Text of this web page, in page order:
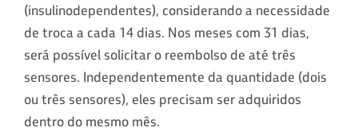
(insulinodependentes), considerando a necessidade
de troca a cada 14 dias. Nos meses com 31 dias,
será possível solicitar o reembolso de até três
sensores. Independentemente da quantidade (dois
ou três sensores), eles precisam ser adquiridos
dentro do mesmo mês.